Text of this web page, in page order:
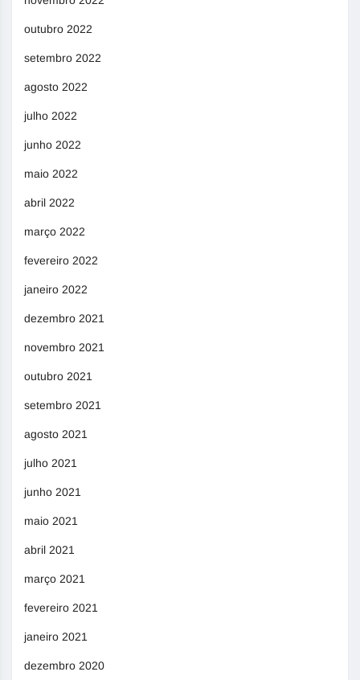
outubro 2022
setembro 2022
agosto 2022
julho 2022
junho 2022
maio 2022
abril 2022
março 2022
fevereiro 2022
janeiro 2022
dezembro 2021
novembro 2021
outubro 2021
setembro 2021
agosto 2021
julho 2021
junho 2021
maio 2021
abril 2021
março 2021
fevereiro 2021
janeiro 2021
dezembro 2020